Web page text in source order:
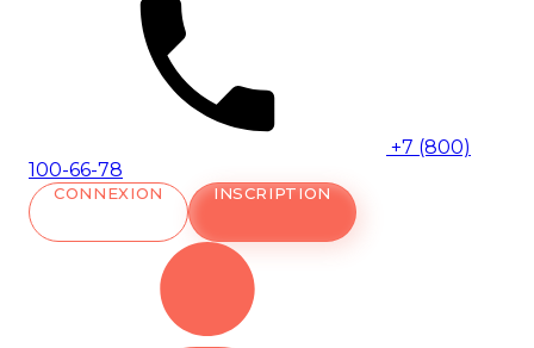
+7 (800)
100-66-78
CONNEXION INSCRIPTION